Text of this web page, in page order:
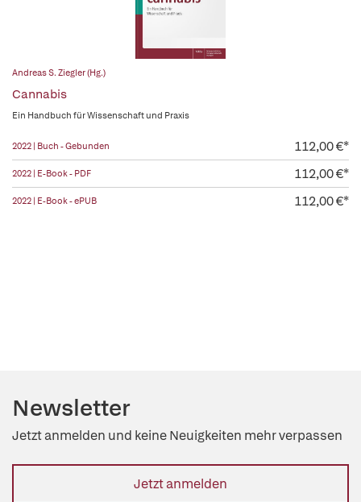
Andreas S. Ziegler (Hg.)
Cannabis
Ein Handbuch für Wissenschaft und Praxis
2022 | Buch - Gebunden 112,00 €*
2022 | E-Book - PDF 112,00 €*
2022 | E-Book - ePUB 112,00 €*
Newsletter
Jetzt anmelden und keine Neuigkeiten mehr verpassen
Jetzt anmelden